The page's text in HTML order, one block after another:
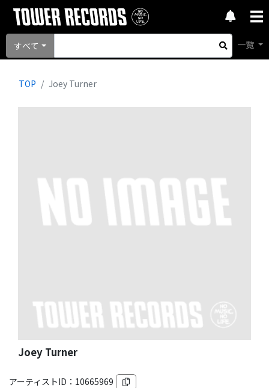
すべて 一覧
TOP Joey Turner
Joey Turner
アーティストID： 10665969